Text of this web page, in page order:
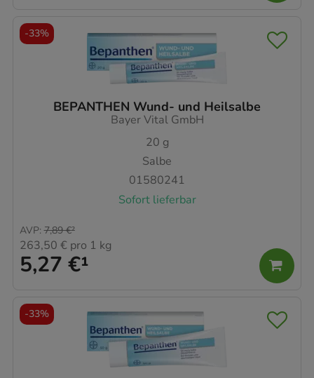
BEPANTHEN Wund- und Heilsalbe
Bayer Vital GmbH
20 g
Salbe
01580241
Sofort lieferbar
5,27 €¹
AVP: 7,89 €²
263,50 € pro 1 kg
-33%
-33%